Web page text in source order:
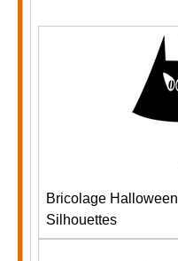
Bricolage Halloween
Silhouettes